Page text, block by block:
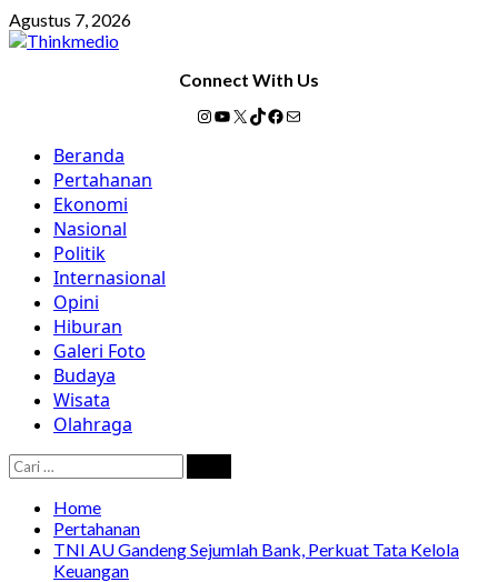
Skip
to
Agustus 7, 2026
Connect With Us
Instagram
YouTube
X TikTok
Facebook
Mail
Primary
Menu
Beranda
Pertahanan
Ekonomi
Nasional
Politik
Internasional
Opini
Hiburan
Galeri Foto
Budaya
Wisata
Olahraga
Cari
untuk:
Home
Pertahanan
TNI AU Gandeng Sejumlah Bank, Perkuat Tata Kelola
Keuangan